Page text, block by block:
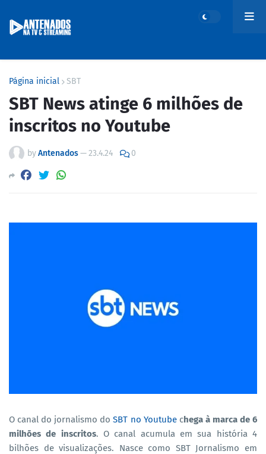
Página inicial SBT
SBT News atinge 6 milhões de
inscritos no Youtube
byAntenados—23.4.24 0
O canal do jornalismo doSBT no Youtubechega à marca de 6
milhões de inscritos. O canal acumula em sua história 4
bilhões de visualizações. Nasce como SBT Jornalismo em